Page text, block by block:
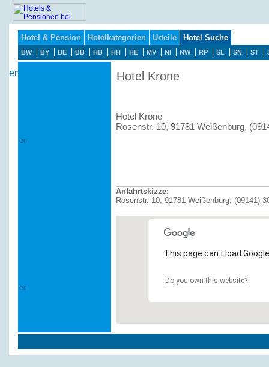
Hotel & Pension Hotelkategorien Urteile Hotel Suche
BW BY BE BB HB HH HE MV NI NW RP SL SN ST
Hotel Krone
Hotel Krone
Rosenstr. 10, 91781 Weißenburg,
Anfahrtskizze:
Rosenstr. 10, 91781 Weißenburg, (09141)
This page can't load
Do you own this website?